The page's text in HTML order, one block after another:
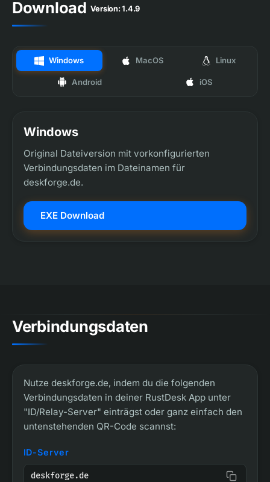
Download Version: 1.4.9
Windows MacOS Linux
Android iOS
Windows
Original Dateiversion mit vorkonfigurierten
Verbindungsdaten im Dateinamen für
deskforge.de.
EXE Download
Verbindungsdaten
Nutze deskforge.de, indem du die folgenden
Verbindungsdaten in deiner RustDesk App unter
"ID/Relay-Server" einträgst oder ganz einfach den
untenstehenden QR-Code scannst:
ID-Server
deskforge.de